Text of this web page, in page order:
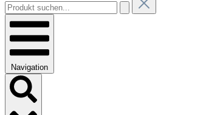
Navigation